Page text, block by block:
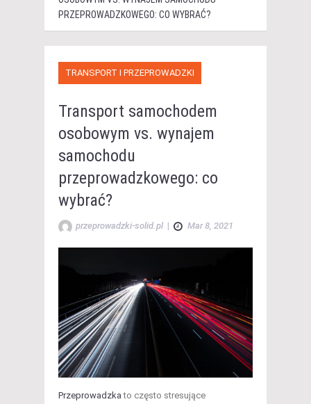
PRZEPROWADZKOWEGO: CO WYBRAĆ?
TRANSPORT I PRZEPROWADZKI
Transport samochodem
osobowym vs. wynajem
samochodu
przeprowadzkowego: co
wybrać?
przeprowadzki-solid.pl | Mar 8, 2021
Przeprowadzka to często stresujące